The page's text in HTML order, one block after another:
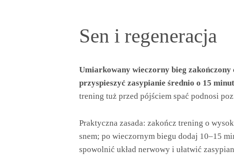
Sen i regeneracja
Umiarkowany wieczorny bieg
przyspieszyć zasypianie średnio o 15
trening tuż przed pójściem spać podnosi
Praktyczna zasada: zakończ trening o
snem; po wieczornym biegu dodaj 10–15
spowolnić układ nerwowy i ułatwić